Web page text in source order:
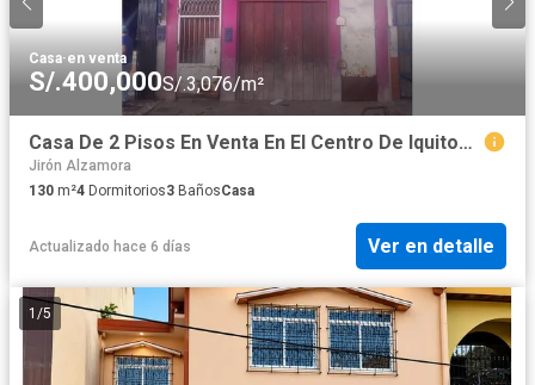
Casa·en venta
S/.400,000S/.3,076/m²
Casa De 2 Pisos En Venta En El Centro De Iquitos | 255 M² | Negocio Puerta A Calle | Excelente Ubicación
Jirón Alzamora
130 m²4 Dormitorios3 BañosCasa
Actualizado hace 6 días Ver en detalle
1 /5